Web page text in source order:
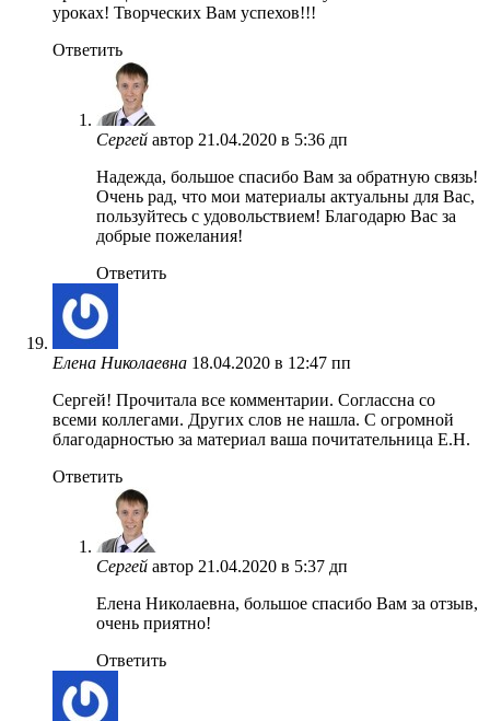
уроках! Творческих Вам успехов!!!
Ответить
Сергей автор 21.04.2020 в 5:36 дп
Надежда, большое спасибо Вам за обратную связь!
Очень рад, что мои материалы актуальны для Вас,
пользуйтесь с удовольствием! Благодарю Вас за
добрые пожелания!
Ответить
Елена Николаевна 18.04.2020 в 12:47 пп
Сергей! Прочитала все комментарии. Соглассна со
всеми коллегами. Других слов не нашла. С огромной
благодарностью за материал ваша почитательница Е.Н.
Ответить
Сергей автор 21.04.2020 в 5:37 дп
Елена Николаевна, большое спасибо Вам за отзыв,
очень приятно!
Ответить